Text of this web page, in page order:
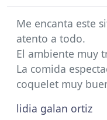
Me encanta este
atento a todo.
El ambiente muy
La comida
coquelet muy
lidia galan ortiz